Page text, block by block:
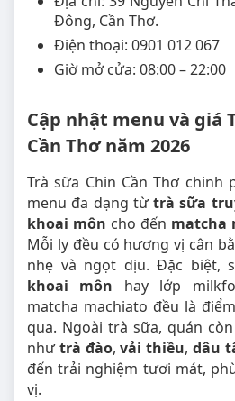
Đông, Cần Thơ.
Điện thoại: 0901 012 067
Giờ mở cửa: 08:00 – 22:00
Cập nhật menu và giá
Cần Thơ năm 2026
Trà sữa Chin Cần Thơ chinh
menu đa dạng từtrà sữa
khoai môn cho đến matcha
Mỗi ly đều có hương vị cân
nhẹ và ngọt dịu. Đặc biệt,
khoai môn hay lớp
matcha machiato đều là
qua. Ngoài trà sữa, quán
nhưtrà đào, vải thiều, dâu
đến trải nghiệm tươi mát,
vị.